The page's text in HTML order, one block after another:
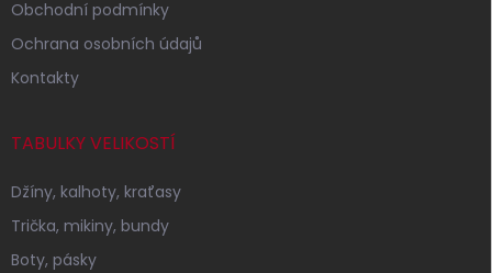
Obchodní podmínky
Ochrana osobních údajů
Kontakty
TABULKY VELIKOSTÍ
Džíny, kalhoty, kraťasy
Trička, mikiny, bundy
Boty, pásky